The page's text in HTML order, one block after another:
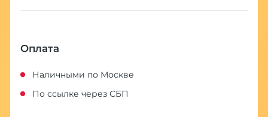
Оплата
Наличными по Москве
По ссылке через СБП